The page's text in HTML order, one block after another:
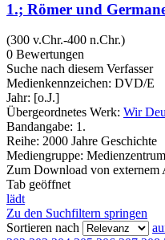
1.; Römer und
(300 v.Chr.-400 n.Chr.)
0 Bewertungen
Suche nach diesem Verfasser
Medienkennzeichen: DVD/E
Jahr: [o.J.]
Übergeordnetes Werk: Wir
Bandangabe: 1.
Reihe: 2000 Jahre Geschichte
Mediengruppe: Medienzentrum
Zum Download von externem
Tab geöffnet
lädt
Zu den Suchfiltern springen
Sortieren nach